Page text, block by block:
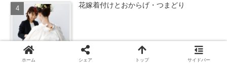
花嫁着付けとおからげ・つまどり
花嫁着付けの衿合わせ
ホーム シェア トップ サイドバー